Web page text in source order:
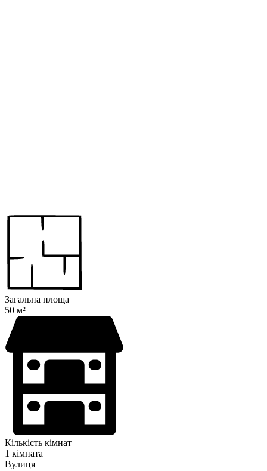
Загальна площа
50 м²
Кількість кімнат
1 кімната
Вулиця